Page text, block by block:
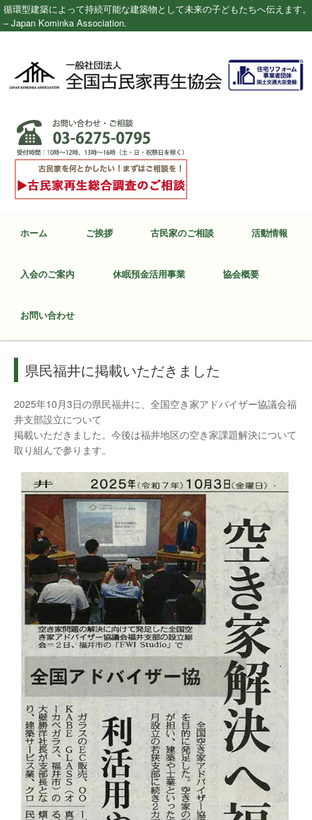
循環型建築によって持続可能な建築物として未来の子どもたちへ伝えます。
– Japan Kominka Association.
ホーム ご挨拶 古民家のご相談 活動情報
入会のご案内 休眠預金活用事業 協会概要
お問い合わせ
県民福井に掲載いただきました
2025年10月3日の県民福井に、全国空き家アドバイザー協議会福
井支部設立について
掲載いただきました。今後は福井地区の空き家課題解決について
取り組んで参ります。